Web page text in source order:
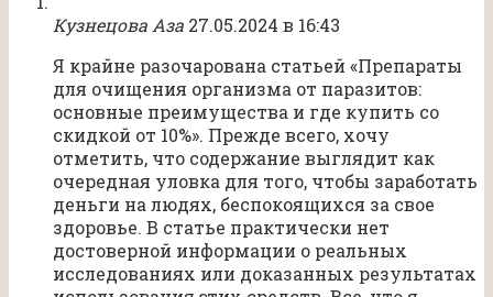
Кузнецова Аза 27.05.2024 в 16:43
Я крайне разочарована статьей «Препараты
для очищения организма от паразитов:
основные преимущества и где купить со
скидкой от 10%». Прежде всего, хочу
отметить, что содержание выглядит как
очередная уловка для того, чтобы заработать
деньги на людях, беспокоящихся за свое
здоровье. В статье практически нет
достоверной информации о реальных
исследованиях или доказанных результатах